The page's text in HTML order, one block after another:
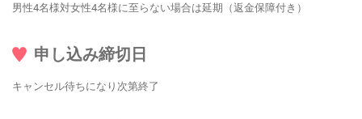
男性4名様対女性4名様に至らない場合は延期（返金保障付き）
申し込み締切日
キャンセル待ちになり次第終了